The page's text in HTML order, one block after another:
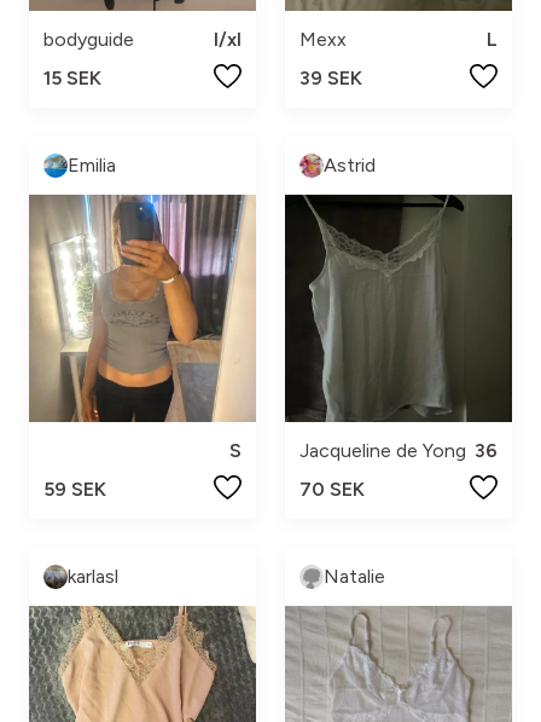
bodyguide
l/xl
15 SEK
Mexx
L
39 SEK
Emilia
S
59 SEK
Astrid
Jacqueline de Yong 36
70 SEK
karlasl Natalie